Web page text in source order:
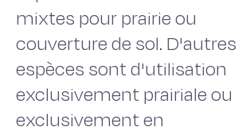
mixtes pour prairie ou
couverture de sol. D'autres
espèces sont d'utilisation
exclusivement prairiale ou
exclusivement en